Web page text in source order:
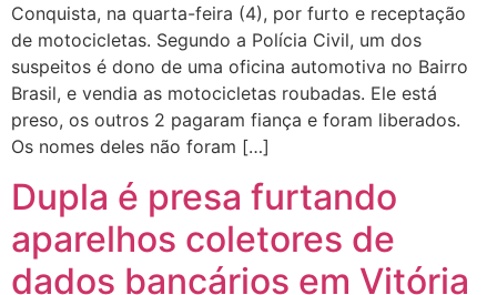
Conquista, na quarta-feira (4), por furto e receptação
de motocicletas. Segundo a Polícia Civil, um dos
suspeitos é dono de uma oficina automotiva no Bairro
Brasil, e vendia as motocicletas roubadas. Ele está
preso, os outros 2 pagaram fiança e foram liberados.
Os nomes deles não foram […]
Dupla é presa furtando
aparelhos coletores de
dados bancários em Vitória